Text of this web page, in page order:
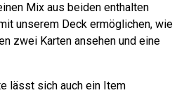
Mix aus beiden enthalten
unserem Deck ermöglichen, wie
zwei Karten ansehen und eine
lässt sich auch ein Item